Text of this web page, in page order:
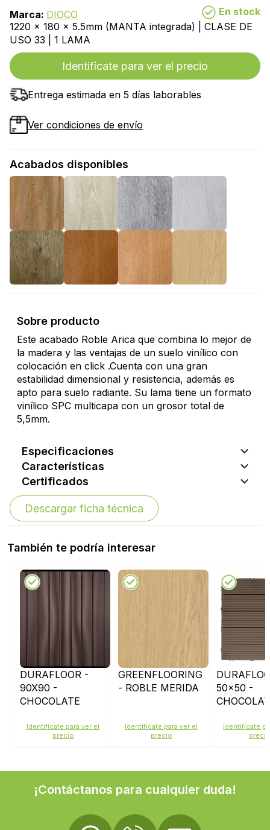
Marca: DIOCO
En stock
1220 x 180 x 5.5mm (MANTA integrada) | CLASE DE
USO 33 | 1 LAMA
Identifícate para ver el precio
Entrega estimada en 5 días laborables
Ver condiciones de envío
Acabados disponibles
Sobre producto
Este acabado Roble Arica que combina lo mejor de
la madera y las ventajas de un suelo vinílico con
colocación en click .Cuenta con una gran
estabilidad dimensional y resistencia, además es
apto para suelo radiante. Su lama tiene un formato
vinílico SPC multicapa con un grosor total de
5,5mm.
Especificaciones
Características
Certificados
Descargar ficha técnica
También te podría interesar
DURAFLOOR -
90X90 -
CHOCOLATE
Identifícate para ver el
precio
GREENFLOORING
- ROBLE MERIDA
Identifícate para ver el
precio
50x50 -
Identifícate
precio
¡Contáctanos para cualquier duda!